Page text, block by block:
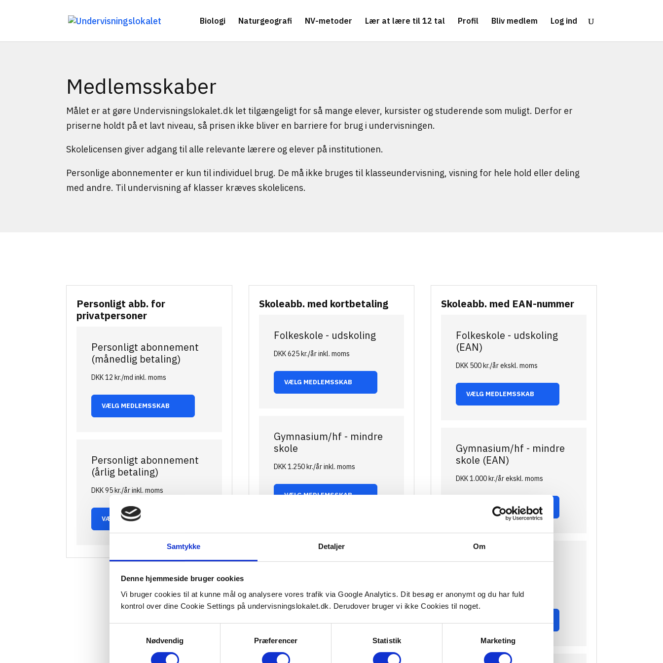
Samtykke Detaljer Om
Denne hjemmeside bruger cookies
Vi bruger cookies til at kunne mål og analysere vores trafik via Google Analytics. Dit besøg er anonymt og du har fuld
kontrol over dine Cookie Settings på undervisningslokalet.dk. Derudover bruger vi ikke Cookies til noget.
Nødvendig
Præferencer Statistik Marketing
Biologi Naturgeografi NV-metoder Lær at lære til 12 tal Profil Bliv medlem Log ind
Medlemsskaber
Målet er at gøre Undervisningslokalet.dk let tilgængeligt for så mange elever, kursister og studerende som muligt. Derfor er
priserne holdt på et lavt niveau, så prisen ikke bliver en barriere for brug i undervisningen.
Skolelicensen giver adgang til alle relevante lærere og elever på institutionen.
Personlige abonnementer er kun til individuel brug. De må ikke bruges til klasseundervisning, visning for hele hold eller deling
med andre. Til undervisning af klasser kræves skolelicens.
Personligt abb. for
privatpersoner
Personligt abonnement
(månedlig betaling)
DKK 12 kr./md inkl. moms
VÆLG MEDLEMSSKAB
Personligt abonnement
(årlig betaling)
DKK 95 kr./år inkl. moms
VÆLG MEDLEMSSKAB
Skoleabb. med kortbetaling
Folkeskole - udskoling
DKK 625 kr./år inkl. moms
VÆLG MEDLEMSSKAB
Gymnasium/hf - mindre
skole
DKK 1.250 kr./år inkl. moms
VÆLG MEDLEMSSKAB
Gymnasium/hf - stor
skole
VÆLG MEDLEMSSKAB
Skoleabb. med EAN-nummer
Folkeskole - udskoling
(EAN)
DKK 500 kr./år ekskl. moms
VÆLG MEDLEMSSKAB
Gymnasium/hf - mindre
skole (EAN)
DKK 1.000 kr./år ekskl. moms
VÆLG MEDLEMSSKAB
Gymnasium/hf - stor
DKK 1.500 kr./år ekskl. moms